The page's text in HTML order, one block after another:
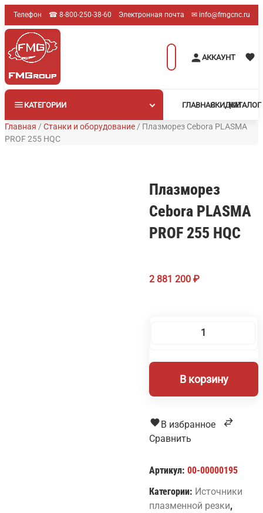
Перейти
к
содержимому
Телефон ☎︎ 8-800-250-38-60 Электронная почта ✉︎ info@fmgcnc.ru
Поиск
товаров
АККАУНТ
КАТЕГОРИИ ГЛАВНАЯ КАТАЛОГ
СКИДКИ
Главная /Станки и оборудование / Плазморез Cebora PLASMA
PROF 255 HQC
Плазморез
Cebora PLASMA
PROF 255 HQC
2 881 200 ₽
Плазморез
PLASMA
255
HQC
В корзину
В избранное
Сравнить
Артикул: 00-00000195
Категории: Источники
плазменной резки,